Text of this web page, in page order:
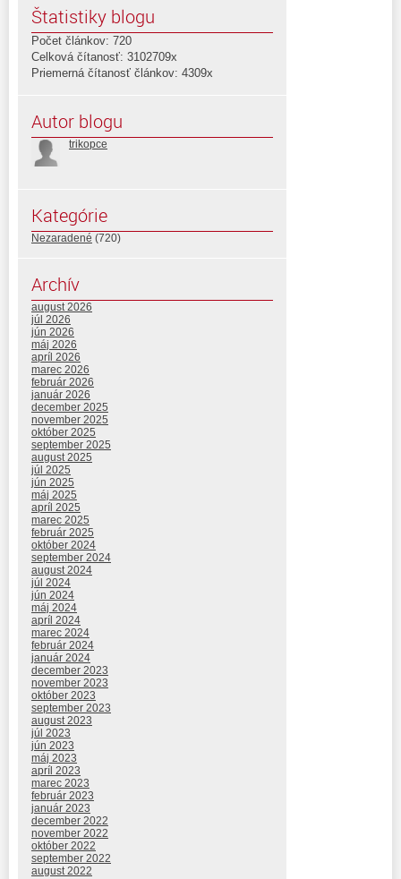
Štatistiky blogu
Počet článkov: 720
Celková čítanosť: 3102709x
Priemerná čítanosť článkov: 4309x
Autor blogu
trikopce
Kategórie
Nezaradené (720)
Archív
august 2026
júl 2026
jún 2026
máj 2026
apríl 2026
marec 2026
február 2026
január 2026
december 2025
november 2025
október 2025
september 2025
august 2025
júl 2025
jún 2025
máj 2025
apríl 2025
marec 2025
február 2025
október 2024
september 2024
august 2024
júl 2024
jún 2024
máj 2024
apríl 2024
marec 2024
február 2024
január 2024
december 2023
november 2023
október 2023
september 2023
august 2023
júl 2023
jún 2023
máj 2023
apríl 2023
marec 2023
február 2023
január 2023
december 2022
november 2022
október 2022
september 2022
august 2022